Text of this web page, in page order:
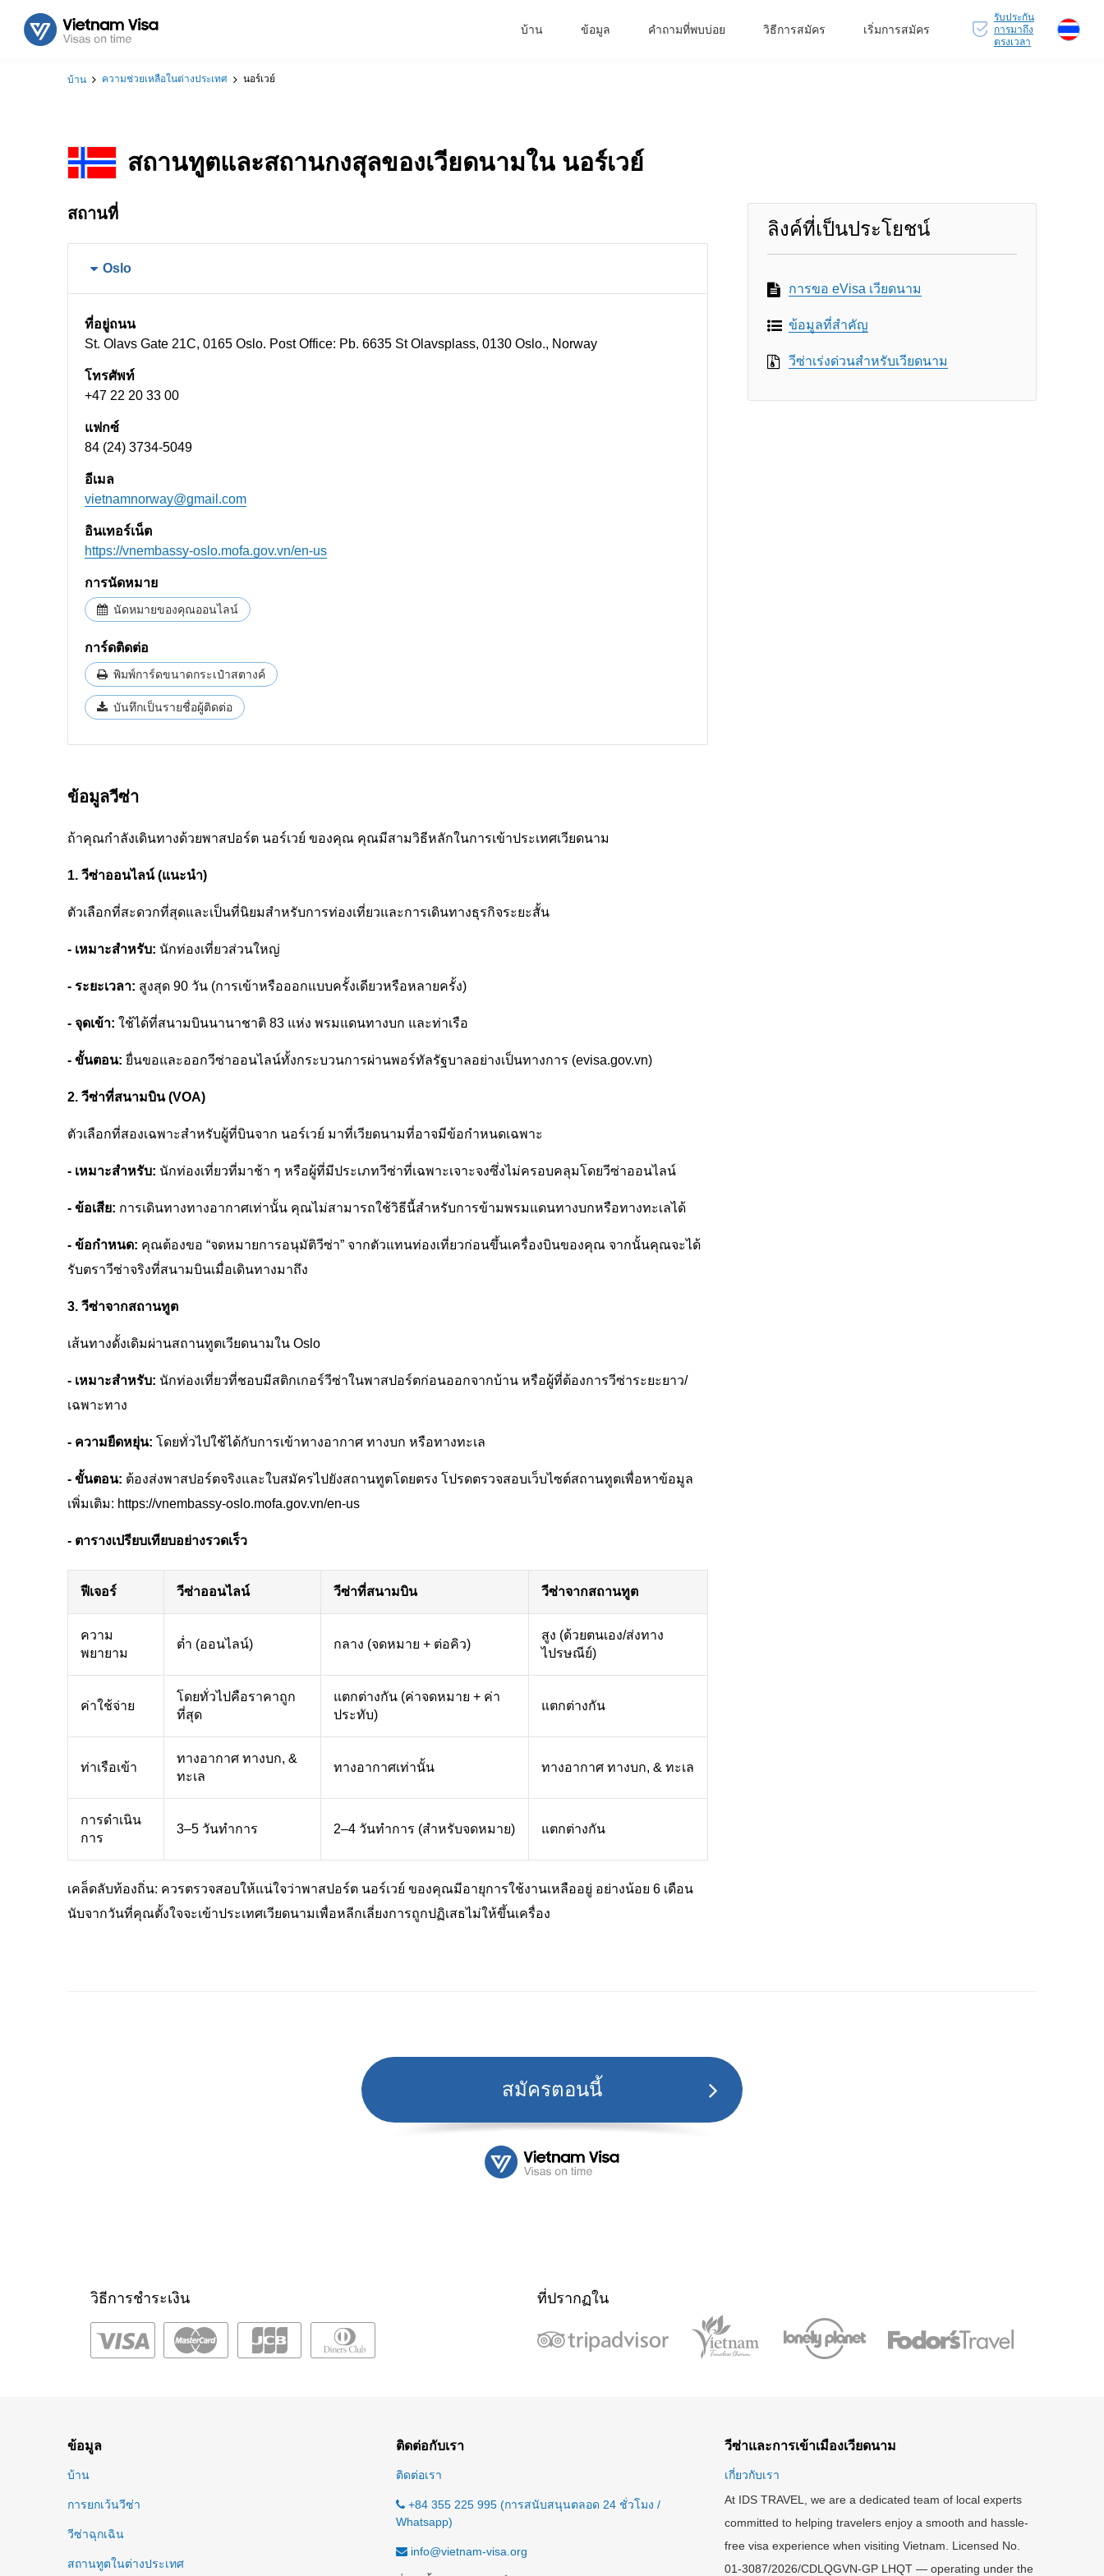
บ้าน ข้อมูล คำถามที่พบบ่อย วิธีการสมัคร เริ่มการสมัคร
รับประกัน
การมาถึง
ตรงเวลา
บ้าน ความช่วยเหลือในต่างประเทศ นอร์เวย์
สถานทูตและสถานกงสุลของเวียดนามใน นอร์เวย์
สถานที่
Oslo
ที่อยู่ถนน
St. Olavs Gate 21C, 0165 Oslo. Post Office: Pb. 6635 St Olavsplass, 0130 Oslo., Norway
โทรศัพท์
+47 22 20 33 00
แฟกซ์
84 (24) 3734-5049
อีเมล
vietnamnorway@gmail.com
อินเทอร์เน็ต
https://vnembassy-oslo.mofa.gov.vn/en-us
การนัดหมาย
นัดหมายของคุณออนไลน์
การ์ดติดต่อ
พิมพ์การ์ดขนาดกระเป๋าสตางค์
บันทึกเป็นรายชื่อผู้ติดต่อ
ข้อมูลวีซ่า
ถ้าคุณกำลังเดินทางด้วยพาสปอร์ต นอร์เวย์ ของคุณ คุณมีสามวิธีหลักในการเข้าประเทศเวียดนาม
1. วีซ่าออนไลน์ (แนะนำ)
ตัวเลือกที่สะดวกที่สุดและเป็นที่นิยมสำหรับการท่องเที่ยวและการเดินทางธุรกิจระยะสั้น
- เหมาะสำหรับ: นักท่องเที่ยวส่วนใหญ่
- ระยะเวลา: สูงสุด 90 วัน (การเข้าหรือออกแบบครั้งเดียวหรือหลายครั้ง)
- จุดเข้า: ใช้ได้ที่สนามบินนานาชาติ 83 แห่ง พรมแดนทางบก และท่าเรือ
- ขั้นตอน: ยื่นขอและออกวีซ่าออนไลน์ทั้งกระบวนการผ่านพอร์ทัลรัฐบาลอย่างเป็นทางการ (evisa.gov.vn)
2. วีซ่าที่สนามบิน (VOA)
ตัวเลือกที่สองเฉพาะสำหรับผู้ที่บินจาก นอร์เวย์ มาที่เวียดนามที่อาจมีข้อกำหนดเฉพาะ
- เหมาะสำหรับ: นักท่องเที่ยวที่มาช้า ๆ หรือผู้ที่มีประเภทวีซ่าที่เฉพาะเจาะจงซึ่งไม่ครอบคลุมโดยวีซ่าออนไลน์
- ข้อเสีย: การเดินทางทางอากาศเท่านั้น คุณไม่สามารถใช้วิธีนี้สำหรับการข้ามพรมแดนทางบกหรือทางทะเลได้
- ข้อกำหนด: คุณต้องขอ “จดหมายการอนุมัติวีซ่า” จากตัวแทนท่องเที่ยวก่อนขึ้นเครื่องบินของคุณ จากนั้นคุณจะได้
รับตราวีซ่าจริงที่สนามบินเมื่อเดินทางมาถึง
3. วีซ่าจากสถานทูต
เส้นทางดั้งเดิมผ่านสถานทูตเวียดนามใน Oslo
- เหมาะสำหรับ: นักท่องเที่ยวที่ชอบมีสติกเกอร์วีซ่าในพาสปอร์ตก่อนออกจากบ้าน หรือผู้ที่ต้องการวีซ่าระยะยาว/
เฉพาะทาง
- ความยืดหยุ่น: โดยทั่วไปใช้ได้กับการเข้าทางอากาศ ทางบก หรือทางทะเล
- ขั้นตอน: ต้องส่งพาสปอร์ตจริงและใบสมัครไปยังสถานทูตโดยตรง โปรดตรวจสอบเว็บไซต์สถานทูตเพื่อหาข้อมูล
เพิ่มเติม: https://vnembassy-oslo.mofa.gov.vn/en-us
- ตารางเปรียบเทียบอย่างรวดเร็ว
ฟีเจอร์ วีซ่าออนไลน์ วีซ่าที่สนามบิน วีซ่าจากสถานทูต
ความ
พยายาม
ต่ำ (ออนไลน์) กลาง (จดหมาย + ต่อคิว)
สูง (ด้วยตนเอง/ส่งทาง
ไปรษณีย์)
ค่าใช้จ่าย
โดยทั่วไปคือราคาถูก
ที่สุด
แตกต่างกัน (ค่าจดหมาย + ค่า
ประทับ)
แตกต่างกัน
ท่าเรือเข้า
ทางอากาศ ทางบก, &
ทะเล
ทางอากาศเท่านั้น ทางอากาศ ทางบก, & ทะเล
การดำเนิน
การ
3–5 วันทำการ 2–4 วันทำการ (สำหรับจดหมาย) แตกต่างกัน
เคล็ดลับท้องถิ่น: ควรตรวจสอบให้แน่ใจว่าพาสปอร์ต นอร์เวย์ ของคุณมีอายุการใช้งานเหลืออยู่ อย่างน้อย 6 เดือน
นับจากวันที่คุณตั้งใจจะเข้าประเทศเวียดนามเพื่อหลีกเลี่ยงการถูกปฏิเสธไม่ให้ขึ้นเครื่อง
ลิงค์ที่เป็นประโยชน์
การขอ eVisa เวียดนาม
ข้อมูลที่สำคัญ
วีซ่าเร่งด่วนสำหรับเวียดนาม
สมัครตอนนี้
วิธีการชำระเงิน ที่ปรากฏใน
ข้อมูล
บ้าน
การยกเว้นวีซ่า
วีซ่าฉุกเฉิน
สถานทูตในต่างประเทศ
ติดต่อกับเรา
ติดต่อเรา
+84 355 225 995 (การสนับสนุนตลอด 24 ชั่วโมง /
Whatsapp)
info@vietnam-visa.org
วีซ่าและการเข้าเมืองเวียดนาม
เกี่ยวกับเรา
At IDS TRAVEL, we are a dedicated team of local experts
committed to helping travelers enjoy a smooth and hassle-
free visa experience when visiting Vietnam. Licensed No.
01-3087/2026/CDLQGVN-GP LHQT — operating under the